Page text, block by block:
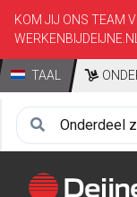
KOM JIJ ONS TEAM
WERKENBIJDEIJNE.NL
TAAL